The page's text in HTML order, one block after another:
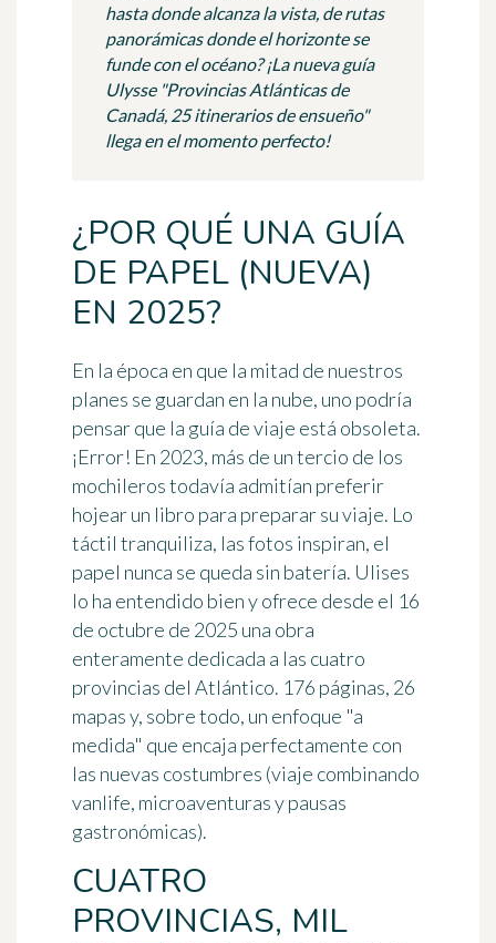
hasta donde alcanza la vista, de rutas
panorámicas donde el horizonte se
funde con el océano? ¡La nueva guía
Ulysse "Provincias Atlánticas de
Canadá, 25 itinerarios de ensueño"
llega en el momento perfecto!
¿POR QUÉ UNA GUÍA
DE PAPEL (NUEVA)
EN 2025?
En la época en que la mitad de nuestros
planes se guardan en la nube, uno podría
pensar que la guía de viaje está obsoleta.
¡Error! En 2023, más de un tercio de los
mochileros todavía admitían preferir
hojear un libro para preparar su viaje. Lo
táctil tranquiliza, las fotos inspiran, el
papel nunca se queda sin batería. Ulises
lo ha entendido bien y ofrece desde el 16
de octubre de 2025 una obra
enteramente dedicada a las cuatro
provincias del Atlántico. 176 páginas, 26
mapas y, sobre todo, un enfoque "a
medida" que encaja perfectamente con
las nuevas costumbres (viaje combinando
vanlife, microaventuras y pausas
gastronómicas).
CUATRO
PROVINCIAS, MIL